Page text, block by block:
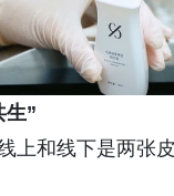
生”
上和线下是两张